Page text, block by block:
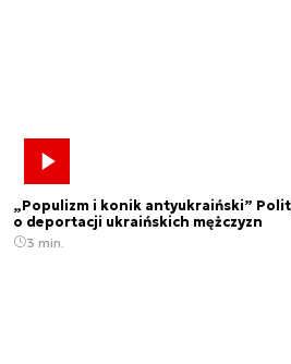
„Populizm i konik antyukraiński”
o deportacji ukraińskich mężczyzn
3 min.